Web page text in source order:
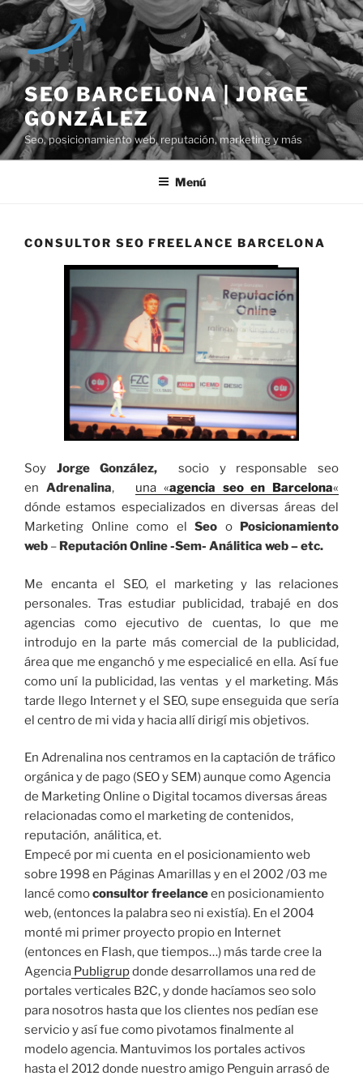
Saltar
al
contenido
SEO BARCELONA | JORGE
GONZÁLEZ
Seo, posicionamiento web, reputación, marketing y más
Menú
CONSULTOR SEO FREELANCE BARCELONA
Soy Jorge González,
socio y responsable seo
en Adrenalina, una «agencia seo en Barcelona«
dónde estamos especializados en diversas áreas del
Marketing Online como el Seo o Posicionamiento
web – Reputación Online -Sem- Análitica web – etc.
Me encanta el SEO, el marketing y las relaciones
personales. Tras estudiar publicidad, trabajé en dos
agencias como ejecutivo de cuentas, lo que me
introdujo en la parte más comercial de la publicidad,
área que me enganchó y me especialicé en ella. Así fue
como uní la publicidad, las ventas y el marketing. Más
tarde llego Internet y el SEO, supe enseguida que sería
el centro de mi vida y hacia allí dirigí mis objetivos.
En Adrenalina nos centramos en la captación de tráfico
orgánica y de pago (SEO y SEM) aunque como Agencia
de Marketing Online o Digital tocamos diversas áreas
relacionadas como el marketing de contenidos,
reputación, análitica, et.
Empecé por mi cuenta en el posicionamiento web
sobre 1998 en Páginas Amarillas y en el 2002 /03 me
lancé comoconsultor freelanceen posicionamiento
web, (entonces la palabra seo ni existía). En el 2004
monté mi primer proyecto propio en Internet
(entonces en Flash, que tiempos…) más tarde cree la
Agencia Publigrupdonde desarrollamos una red de
portales verticales B2C, y donde hacíamos seo solo
para nosotros hasta que los clientes nos pedían ese
servicio y así fue como pivotamos finalmente al
modelo agencia. Mantuvimos los portales activos
hasta el 2012 donde nuestro amigo Penguin arrasó de